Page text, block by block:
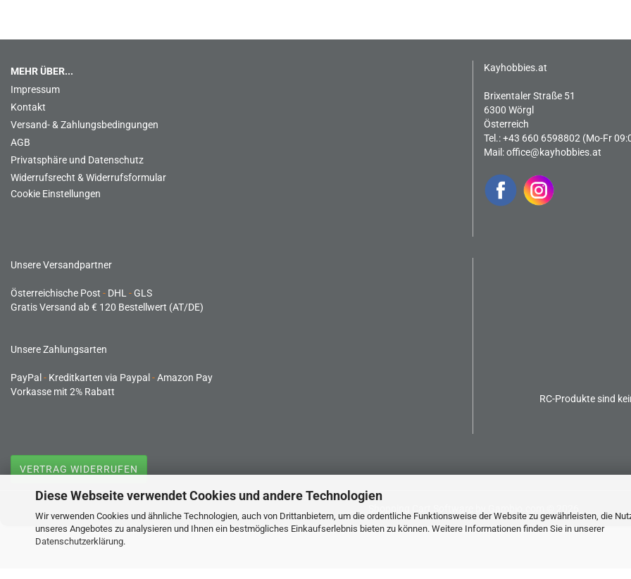
Diese Webseite verwendet Cookies und andere Technologien
Wir verwenden Cookies und ähnliche Technologien, auch von Drittanbietern, um die ordentliche Funktionsweise der Website zu gewährleisten, die
unseres Angebotes zu analysieren und Ihnen ein bestmögliches Einkaufserlebnis bieten zu können. Weitere Informationen finden Sie in unserer
Datenschutzerklärung.
MEHR ÜBER...
Impressum
Kontakt
Versand- & Zahlungsbedingungen
AGB
Privatsphäre und Datenschutz
Widerrufsrecht & Widerrufsformular
Cookie Einstellungen
Kayhobbies.at
Brixentaler Straße 51
6300 Wörgl
Österreich
Tel.: +43 660 6598802 (Mo-Fr
Mail:office@kayhobbies.at
Unsere Versandpartner
Österreichische Post - DHL -GLS
Gratis Versand ab € 120 Bestellwert (AT/DE)
Unsere Zahlungsarten
PayPal - Kreditkarten via Paypal -Amazon Pay
Vorkasse mit 2% Rabatt
RC-Produkte sind
VERTRAG WIDERRUFEN